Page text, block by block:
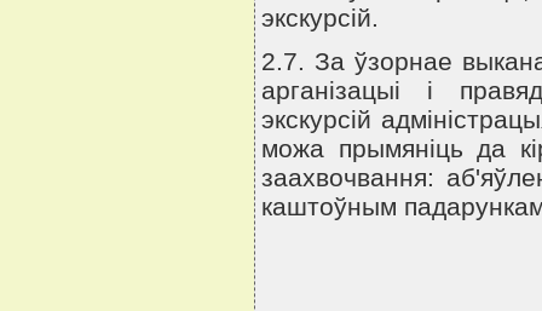
экскурсiй.
2.7. За ўзорнае
арганiзацыi i
экскурсiй
можа прымянiць да
заахвочвання:
каштоўным